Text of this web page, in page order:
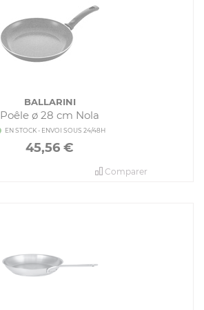
BALLARINI
Poêle ø 28 cm Nola
EN STOCK - ENVOI SOUS 24/48H
45,56 €
Comparer